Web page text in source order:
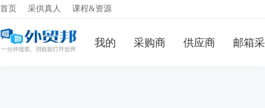
首页 采供真人 课程&资源
我的 采购商 供应商 邮箱